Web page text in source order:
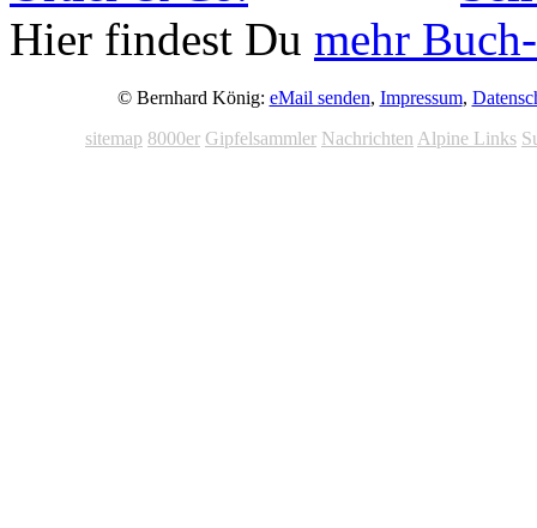
Hier findest Du mehr
© Bernhard König: eMail senden, Impressum,
sitemap 8000er Gipfelsammler Nachrichten Alpine Links